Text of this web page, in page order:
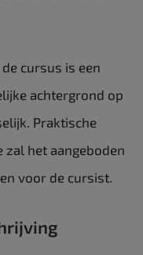
cursus is een
achtergrond op
Praktische
het aangeboden
voor de cursist.